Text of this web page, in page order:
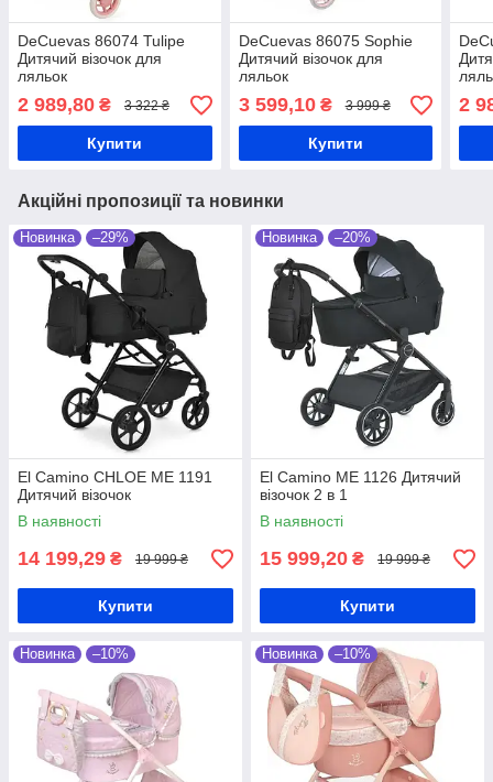
DeCuevas 86074 Tulipe
Дитячий візочок для
ляльок
2 989,80 ₴ 3 322 ₴
Купити
DeCuevas 86075 Sophie
Дитячий візочок для
ляльок
3 599,10₴ 3 999 ₴
Купити
2
Акційні пропозиції та новинки
Новинка –29%
El Camino CHLOE ME 1191
Дитячий візочок
В наявності
14 199,29 ₴ 19 999 ₴
Купити
Новинка –20%
El Camino ME 1126 Дитячий
візочок 2 в 1
В наявності
15 999,20 ₴ 19 999 ₴
Купити
Новинка –10% Новинка –10%